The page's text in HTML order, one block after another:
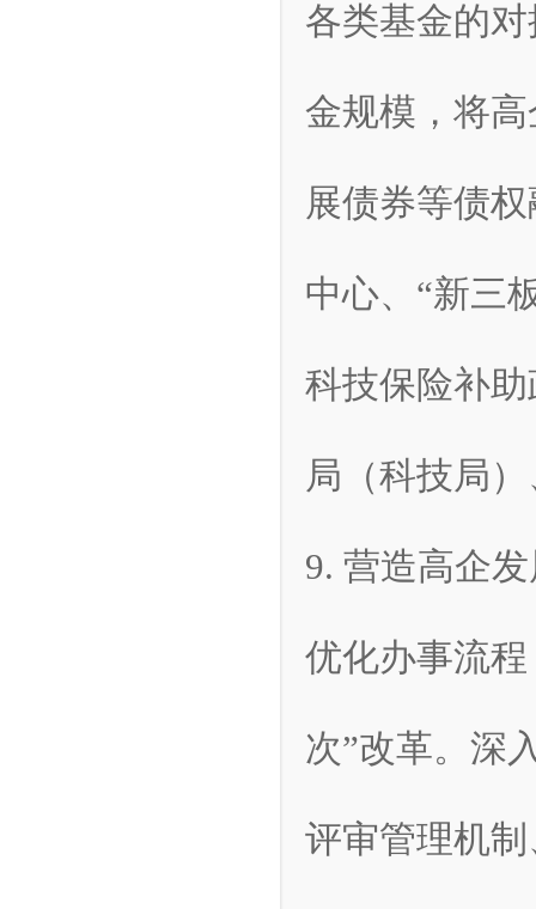
各类基金的
金规模，将
展债券等债
中心、“新三
科技保险补
局（科技局
9. 营造高企
优化办事流
次”改革。深
评审管理机